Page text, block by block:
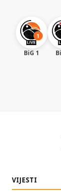
BiG 1
VIJESTI